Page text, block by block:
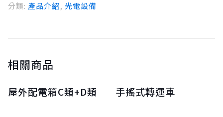
分類: 產品介紹, 光電設備
相關商品
屋外配電箱C類+D類 手搖式轉運車